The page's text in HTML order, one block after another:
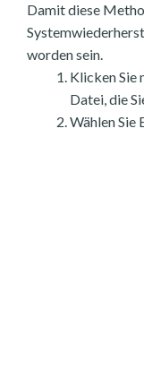
Damit diese
worden sein.
Klicken Sie
Datei, die
Wählen Sie